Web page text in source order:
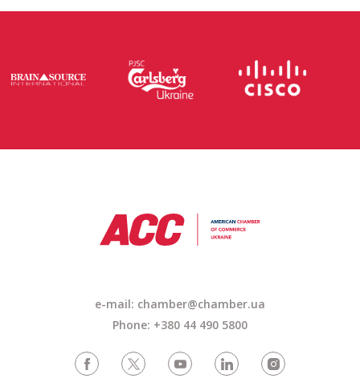
e-mail: chamber@chamber.ua
Phone: +380 44 490 5800